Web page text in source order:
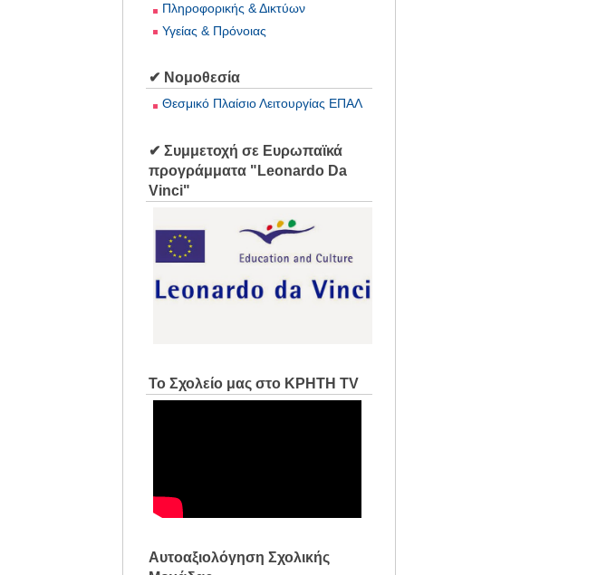
Πληροφορικής & Δικτύων
Υγείας & Πρόνοιας
✔ Νομοθεσία
Θεσμικό Πλαίσιο Λειτουργίας ΕΠΑΛ
✔ Συμμετοχή σε Ευρωπαϊκά
προγράμματα "Leonardo Da
Vinci"
Το Σχολείο μας στο ΚΡΗΤΗ TV
Αυτοαξιολόγηση Σχολικής